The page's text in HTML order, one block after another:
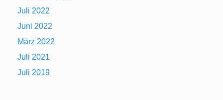
Juli 2022
Juni 2022
März 2022
Juli 2021
Juli 2019